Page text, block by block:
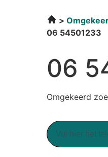
06 54501233
06
Omgekeerd